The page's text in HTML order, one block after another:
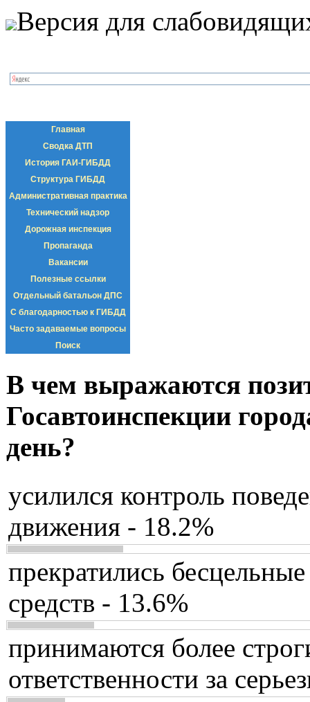
Версия для
Главная
Сводка ДТП
История ГАИ-ГИБДД
Структура ГИБДД
Административная практика
Технический надзор
Дорожная инспекция
Пропаганда
Вакансии
Полезные ссылки
Отдельный батальон ДПС
С благодарностью к ГИБДД
Часто задаваемые вопросы
Поиск
В чем выражаются
Госавтоинспекции
день?
усилился контроль
движения - 18.2%
прекратились
средств - 13.6%
принимаются более
ответственности за